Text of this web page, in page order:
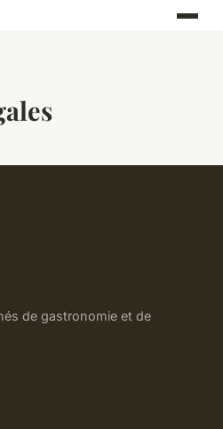
de gastronomie et de